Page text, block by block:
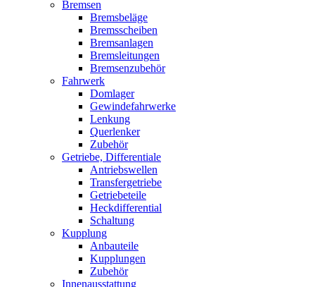
Bremsen
Bremsbeläge
Bremsscheiben
Bremsanlagen
Bremsleitungen
Bremsenzubehör
Fahrwerk
Domlager
Gewindefahrwerke
Lenkung
Querlenker
Zubehör
Getriebe, Differentiale
Antriebswellen
Transfergetriebe
Getriebeteile
Heckdifferential
Schaltung
Kupplung
Anbauteile
Kupplungen
Zubehör
Innenausstattung